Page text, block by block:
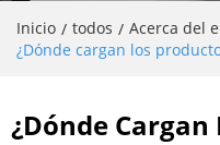
Inicio / todos / Acerca del
¿Dónde cargan los
¿Dónde Cargan